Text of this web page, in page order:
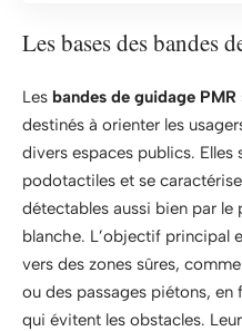
Les bases des bandes
Les bandes de guidage PMR
destinés à orienter les
divers espaces publics. Elles
podotactiles et se
détectables aussi bien par le
blanche. L’objectif principal
vers des zones sûres,
ou des passages piétons,
qui évitent les obstacles.